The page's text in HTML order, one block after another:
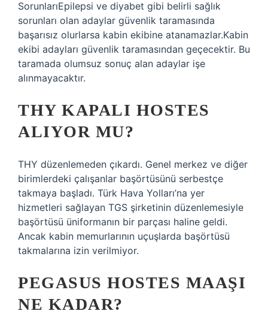
SorunlarıEpilepsi ve diyabet gibi belirli sağlık
sorunları olan adaylar güvenlik taramasında
başarısız olurlarsa kabin ekibine atanamazlar.Kabin
ekibi adayları güvenlik taramasından geçecektir. Bu
taramada olumsuz sonuç alan adaylar işe
alınmayacaktır.
THY KAPALI HOSTES
ALIYOR MU?
THY düzenlemeden çıkardı. Genel merkez ve diğer
birimlerdeki çalışanlar başörtüsünü serbestçe
takmaya başladı. Türk Hava Yolları’na yer
hizmetleri sağlayan TGS şirketinin düzenlemesiyle
başörtüsü üniformanın bir parçası haline geldi.
Ancak kabin memurlarının uçuşlarda başörtüsü
takmalarına izin verilmiyor.
PEGASUS HOSTES MAAŞI
NE KADAR?